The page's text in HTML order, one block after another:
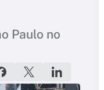
Paulo no